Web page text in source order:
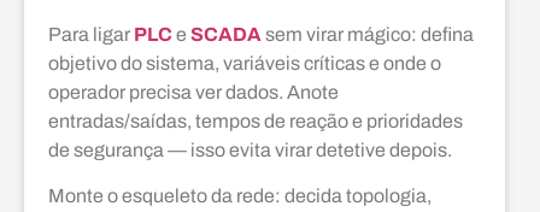
Para ligar PLC e SCADA sem virar mágico: defina
objetivo do sistema, variáveis críticas e onde o
operador precisa ver dados. Anote
entradas/saídas, tempos de reação e prioridades
de segurança — isso evita virar detetive depois.
Monte o esqueleto da rede: decida topologia,